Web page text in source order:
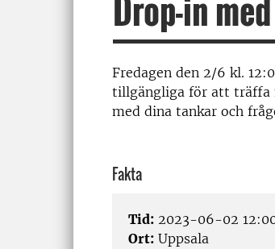
Drop-in
Fredagen den 2/6 kl.
tillgängliga för att träffa
med dina tankar och
Fakta
Tid: 2023-06-02
Ort: Uppsala